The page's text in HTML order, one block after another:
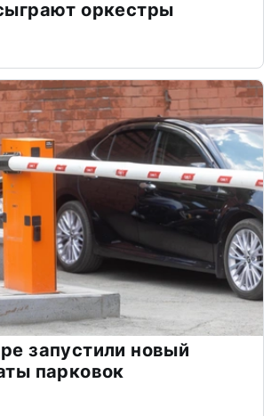
оркестры
запустили новый
парковок